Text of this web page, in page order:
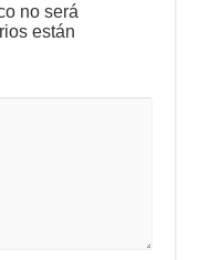
no será
están